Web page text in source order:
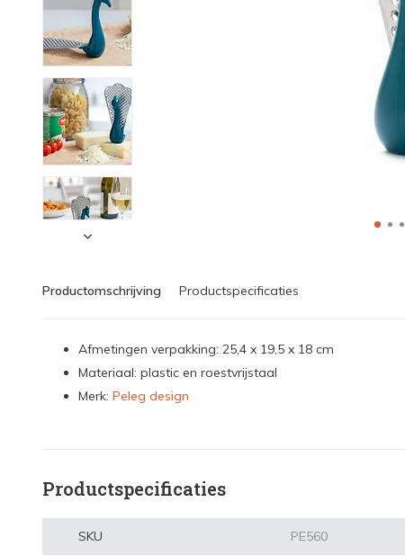
Productomschrijving Productspecificaties
Afmetingen verpakking: 25,4 x 19,5 x 18 cm
Materiaal: plastic en roestvrijstaal
Merk: Peleg design
Productspecificaties
SKU PE560